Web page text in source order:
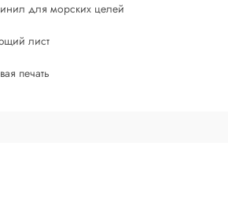
для морских целей
лист
печать